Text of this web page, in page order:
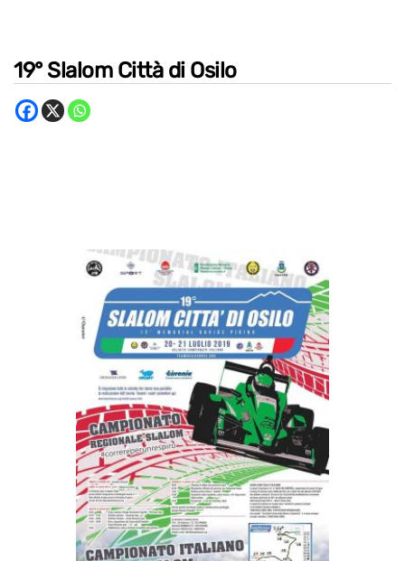
19° Slalom Città di Osilo